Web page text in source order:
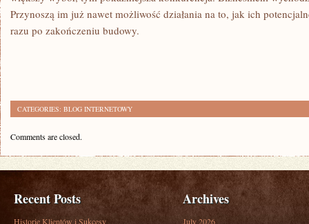
Przynoszą im już nawet możliwość działania na to, jak ich
razu po zakończeniu budowy.
CATEGORIES: BLOG INTERNETOWY
Comments are closed.
Recent Posts
Historie Klientów i Sukcesy
Archives
July 2026